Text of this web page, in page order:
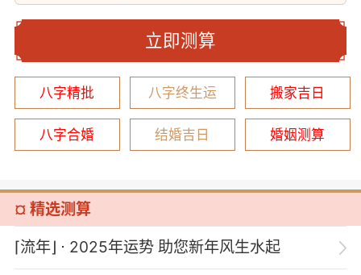
立即测算
八字精批 八字终生运 搬家吉日
八字合婚 结婚吉日 婚姻测算
¤ 精选测算
⌈流年⌋ ⋅ 2025年运势 助您新年风生水起